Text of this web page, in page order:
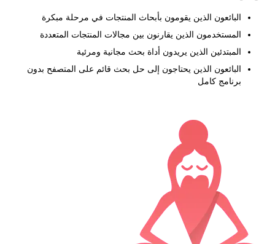
البائعون الذين يقومون بأبحاث المنتجات في مرحلة مبكرة
المستخدمون الذين يقارنون بين مجالات المنتجات المتعددة
المبتدئين الذين يريدون أداة بحث مجانية ومرئية
البائعون الذين يحتاجون إلى حل بحث قائم على المتصفح بدون
برنامج كامل